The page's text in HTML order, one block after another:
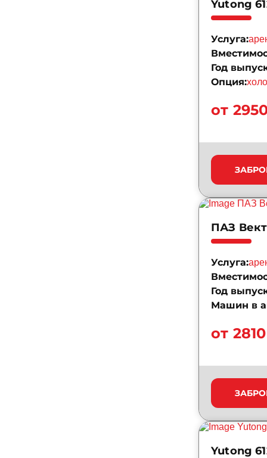
Yutong
от
Услуга:
Год
Опция:
ПАЗ
от
Услуга:
Год
Машин в
Yutong